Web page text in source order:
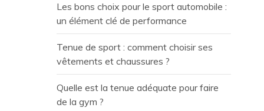
Les bons choix pour le sport automobile :
un élément clé de performance
Tenue de sport : comment choisir ses
vêtements et chaussures ?
Quelle est la tenue adéquate pour faire
de la gym ?